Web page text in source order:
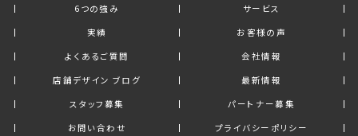
6つの強み
サービス
実績
お客様の声
よくあるご質問
会社情報
店舗デザイン ブログ
最新情報
スタッフ募集
パートナー募集
お問い合わせ
プライバシーポリシー